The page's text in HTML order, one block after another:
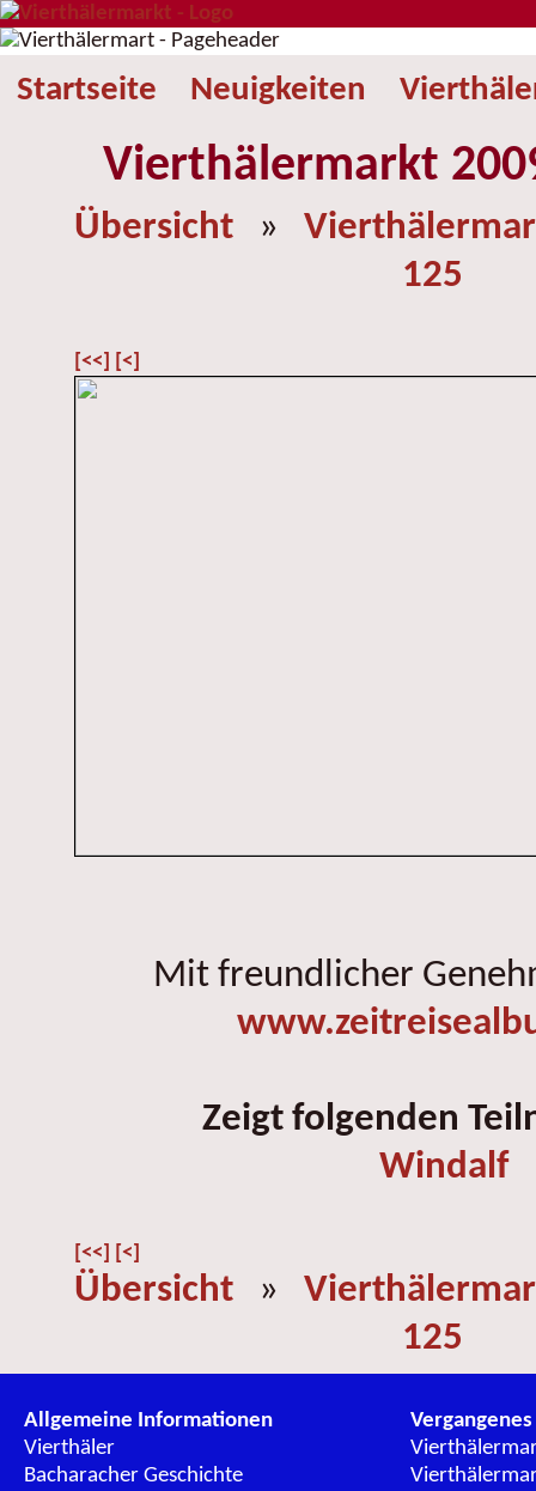
Startseite Neuigkeiten
Vierthälermarkt
Übersicht »
125
[<<] [<]
Mit freundlicher
Zeigt folgenden
Windalf
[<<] [<]
Übersicht »
125
Allgemeine Informationen
Vierthäler
Bacharacher Geschichte
Vergangenes